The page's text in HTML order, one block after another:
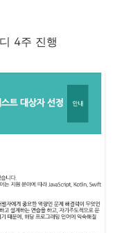
4주 진행